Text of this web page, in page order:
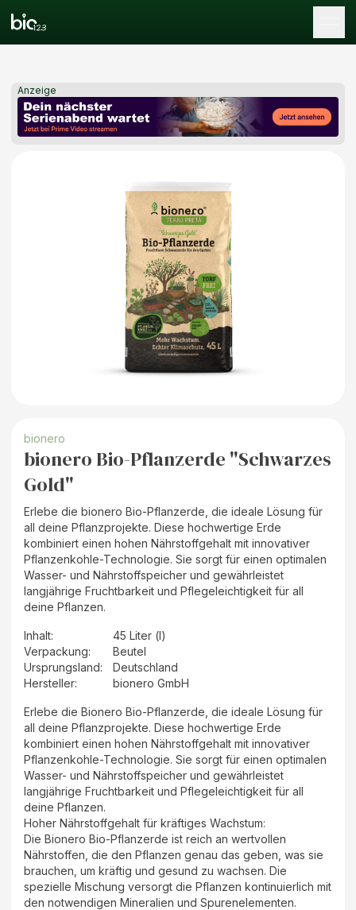
Anzeige
bionero
bionero Bio-Pflanzerde "Schwarzes
Gold"
Erlebe die bionero Bio-Pflanzerde, die ideale Lösung für
all deine Pflanzprojekte. Diese hochwertige Erde
kombiniert einen hohen Nährstoffgehalt mit innovativer
Pflanzenkohle-Technologie. Sie sorgt für einen optimalen
Wasser- und Nährstoffspeicher und gewährleistet
langjährige Fruchtbarkeit und Pflegeleichtigkeit für all
deine Pflanzen.
Inhalt:
45 Liter (l)
Verpackung:
Beutel
Ursprungsland:
Deutschland
Hersteller: bionero GmbH
Erlebe die Bionero Bio-Pflanzerde, die ideale Lösung für
all deine Pflanzprojekte. Diese hochwertige Erde
kombiniert einen hohen Nährstoffgehalt mit innovativer
Pflanzenkohle-Technologie. Sie sorgt für einen optimalen
Wasser- und Nährstoffspeicher und gewährleistet
langjährige Fruchtbarkeit und Pflegeleichtigkeit für all
deine Pflanzen.
Hoher Nährstoffgehalt für kräftiges Wachstum:
Die Bionero Bio-Pflanzerde ist reich an wertvollen
Nährstoffen, die den Pflanzen genau das geben, was sie
brauchen, um kräftig und gesund zu wachsen. Die
spezielle Mischung versorgt die Pflanzen kontinuierlich mit
den notwendigen Mineralien und Spurenelementen.